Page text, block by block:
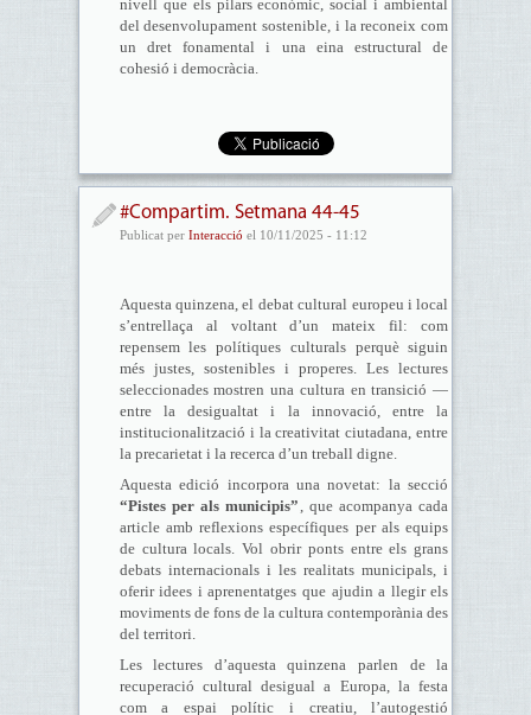
nivell que els pilars econòmic, social i ambiental
del desenvolupament sostenible, i la reconeix com
un dret fonamental i una eina estructural de
cohesió i democràcia.
#Compartim. Setmana 44-45
Publicat per Interacció el 10/11/2025 - 11:12
Aquesta quinzena, el debat cultural europeu i local
s’entrellaça al voltant d’un mateix fil: com
repensem les polítiques culturals perquè siguin
més justes, sostenibles i properes. Les lectures
seleccionades mostren una cultura en transició —
entre la desigualtat i la innovació, entre la
institucionalització i la creativitat ciutadana, entre
la precarietat i la recerca d’un treball digne.
Aquesta edició incorpora una novetat: la secció
“Pistes per als municipis”, que acompanya cada
article amb reflexions específiques per als equips
de cultura locals. Vol obrir ponts entre els grans
debats internacionals i les realitats municipals, i
oferir idees i aprenentatges que ajudin a llegir els
moviments de fons de la cultura contemporània des
del territori.
Les lectures d’aquesta quinzena parlen de la
recuperació cultural desigual a Europa, la festa
com a espai polític i creatiu, l’autogestió